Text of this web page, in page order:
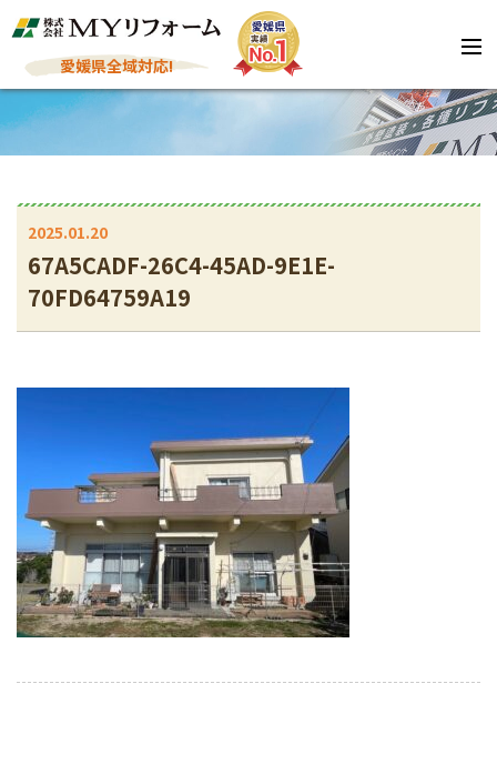
愛媛県全域対応!
2025.01.20
67A5CADF-26C4-45AD-9E1E-
70FD64759A19